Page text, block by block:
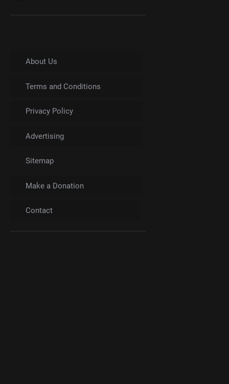
About Us
Terms and Conditions
Privacy Policy
Advertising
Sitemap
Make a Donation
Contact